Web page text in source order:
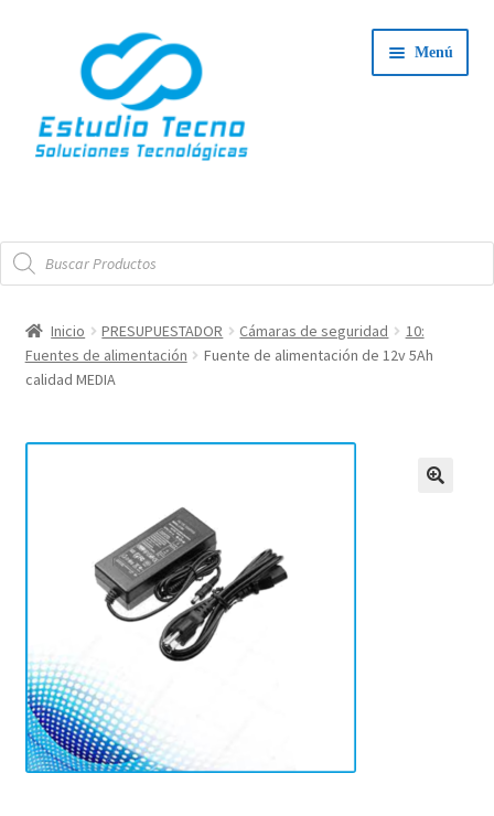
navegación
contenido
Menú
Tienda
Servicio Técnico
Búsqueda
de
productos
Inicio PRESUPUESTADOR Cámaras de seguridad
10:
Fuentes de alimentación
Fuente de alimentación de 12v 5Ah
calidad MEDIA